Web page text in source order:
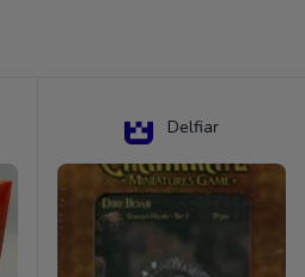
Delfiar